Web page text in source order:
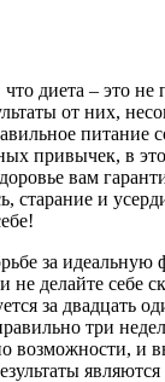
диета – это не
от них,
питание
привычек, в
вам
старание и
за идеальную
не делайте себе
за двадцать
три
возможности, и